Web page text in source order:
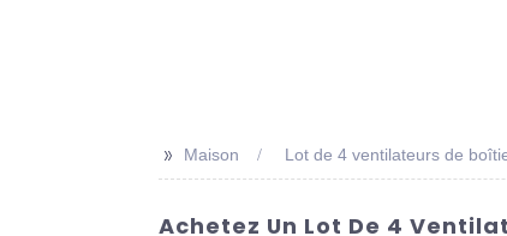
>> Maison Lot de 4 ventilateurs de
Achetez Un Lot De 4